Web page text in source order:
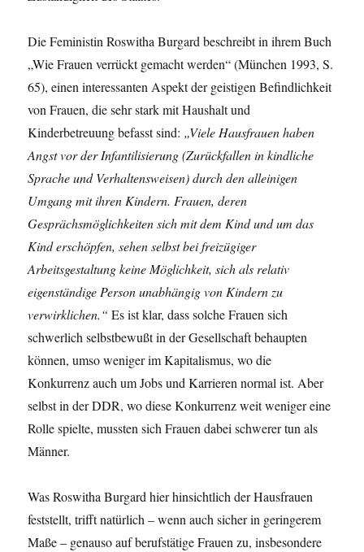
Die Feministin Roswitha Burgard beschreibt in ihrem Buch
„Wie Frauen verrückt gemacht werden“ (München 1993, S.
65), einen interessanten Aspekt der geistigen Befindlichkeit
von Frauen, die sehr stark mit Haushalt und
Kinderbetreuung befasst sind: „Viele Hausfrauen haben
Angst vor der Infantilisierung (Zurückfallen in kindliche
Sprache und Verhaltensweisen) durch den alleinigen
Umgang mit ihren Kindern. Frauen, deren
Gesprächsmöglichkeiten sich mit dem Kind und um das
Kind erschöpfen, sehen selbst bei freizügiger
Arbeitsgestaltung keine Möglichkeit, sich als relativ
eigenständige Person unabhängig von Kindern zu
verwirklichen.“ Es ist klar, dass solche Frauen sich
schwerlich selbstbewußt in der Gesellschaft behaupten
können, umso weniger im Kapitalismus, wo die
Konkurrenz auch um Jobs und Karrieren normal ist. Aber
selbst in der DDR, wo diese Konkurrenz weit weniger eine
Rolle spielte, mussten sich Frauen dabei schwerer tun als
Männer.
Was Roswitha Burgard hier hinsichtlich der Hausfrauen
feststellt, trifft natürlich – wenn auch sicher in geringerem
Maße – genauso auf berufstätige Frauen zu, insbesondere